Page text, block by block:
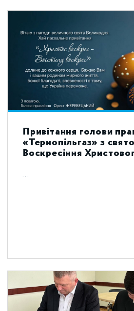
Привітання голови
«Тернопільгаз» з
Воскресіння
...